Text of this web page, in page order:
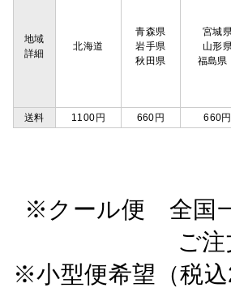
地域
詳細
北海道
青森県
岩手県
秋田県
宮城
山形
福島
送料
1100円 660円 660円
※クール便 全国
ご
※小型便希望（税